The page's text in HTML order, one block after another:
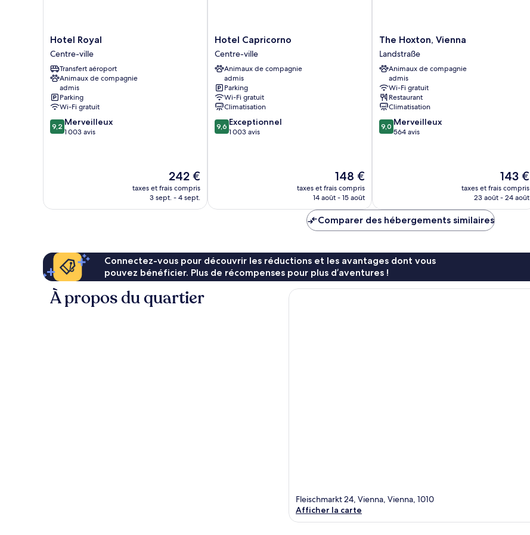
Hotel
Royal
Centre-
ville
Hotel Royal
Centre-ville
Transfert aéroport
Animaux de compagnie
admis
Parking
Wi-Fi gratuit
9.2
sur
9,2 Merveilleux
1 003 avis
Le
nouveau
prix
242 €
taxes et frais compris
3 sept. - 4 sept.
Hotel
Capricorno
Centre-
ville
Hotel Capricorno
Centre-ville
Animaux de compagnie
admis
Parking
Wi-Fi gratuit
Climatisation
9.6
sur
9,6 Exceptionnel
1 003 avis
Le
nouveau
prix
de
148 €
148 €
taxes et frais compris
14 août - 15 août
The
Hoxton,
Vienna
Landstraße
The Hoxton, Vienna
Landstraße
Animaux de compagnie
admis
Wi-Fi gratuit
Restaurant
Climatisation
9.0
sur
9,0 Merveilleux
564 avis
Le
nouveau
prix
143 €
taxes et frais compris
23 août - 24 août
Comparer des hébergements similaires
Connectez-vous pour découvrir les réductions et les avantages dont vous
pouvez bénéficier. Plus de récompenses pour plus d’aventures !
À propos du quartier
Fleischmarkt 24, Vienna, Vienna, 1010
Afficher la carte